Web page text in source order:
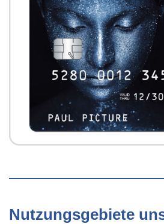
Nutzungsgebiete